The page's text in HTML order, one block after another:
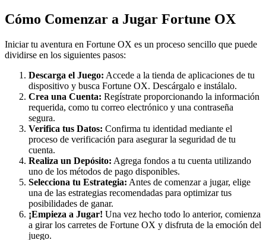
Cómo Comenzar a Jugar Fortune OX
Iniciar tu aventura en Fortune OX es un proceso sencillo que puede
dividirse en los siguientes pasos:
Descarga el Juego: Accede a la tienda de aplicaciones de tu
dispositivo y busca Fortune OX. Descárgalo e instálalo.
Crea una Cuenta: Regístrate proporcionando la información
requerida, como tu correo electrónico y una contraseña
segura.
Verifica tus Datos: Confirma tu identidad mediante el
proceso de verificación para asegurar la seguridad de tu
cuenta.
Realiza un Depósito: Agrega fondos a tu cuenta utilizando
uno de los métodos de pago disponibles.
Selecciona tu Estrategia: Antes de comenzar a jugar, elige
una de las estrategias recomendadas para optimizar tus
posibilidades de ganar.
¡Empieza a Jugar! Una vez hecho todo lo anterior, comienza
a girar los carretes de Fortune OX y disfruta de la emoción del
juego.